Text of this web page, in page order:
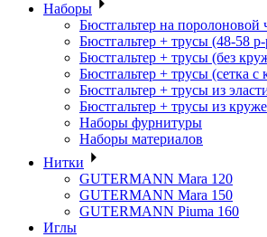
Наборы
Бюстгальтер на поролоновой
Бюстгальтер + трусы (48-58
Бюстгальтер + трусы (без
Бюстгальтер + трусы (сетка с
Бюстгальтер + трусы из
Бюстгальтер + трусы из
Наборы фурнитуры
Наборы материалов
Нитки
GUTERMANN Mara 120
GUTERMANN Mara 150
GUTERMANN Piuma 160
Иглы